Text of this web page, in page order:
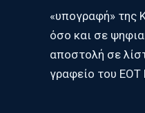
«υπογραφή» της
όσο και σε
αποστολή σε
γραφείο του